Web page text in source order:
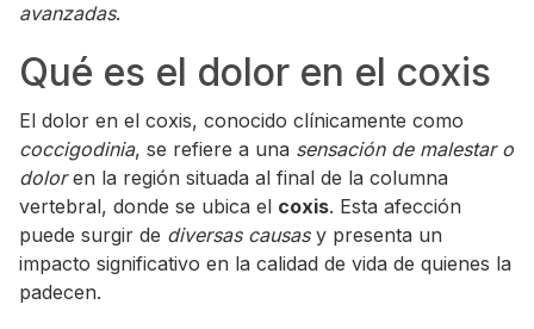
avanzadas.
Qué es el dolor en el coxis
El dolor en el coxis, conocido clínicamente como
coccigodinia, se refiere a una sensación de malestar o
doloren la región situada al final de la columna
vertebral, donde se ubica el coxis. Esta afección
puede surgir de diversas causasy presenta un
impacto significativo en la calidad de vida de quienes la
padecen.